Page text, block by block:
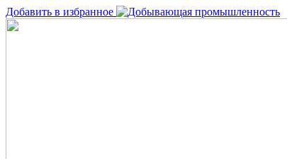
Добавить в избранное